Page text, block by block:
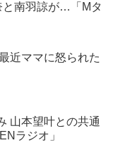
と南羽諒が…「Mタ
近ママに怒られた
山本望叶との共通
ラジオ」